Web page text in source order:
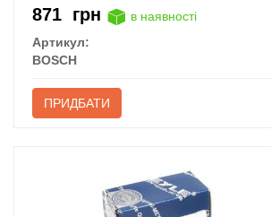
871 грн
в наявності
Артикул:
BOSCH
ПРИДБАТИ